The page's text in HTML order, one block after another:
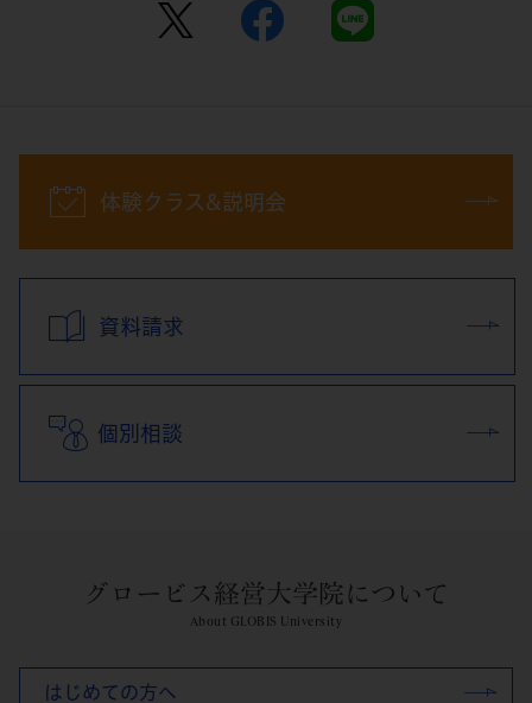
体験クラス&説明会
資料請求
個別相談
グロービス経営大学院について
About GLOBIS University
はじめての方へ